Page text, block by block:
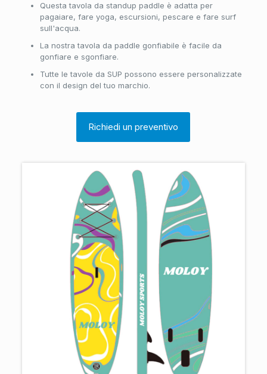
Questa tavola da standup paddle è adatta per
pagaiare, fare yoga, escursioni, pescare e fare surf
sull'acqua.
La nostra tavola da paddle gonfiabile è facile da
gonfiare e sgonfiare.
Tutte le tavole da SUP possono essere personalizzate
con il design del tuo marchio.
Richiedi un preventivo